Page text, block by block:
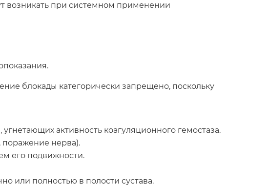
возникать при системном применении
блокады категорически запрещено, поскольку
активность коагуляционного гемостаза.
нерва).
его подвижности.
или полностью в полости сустава.